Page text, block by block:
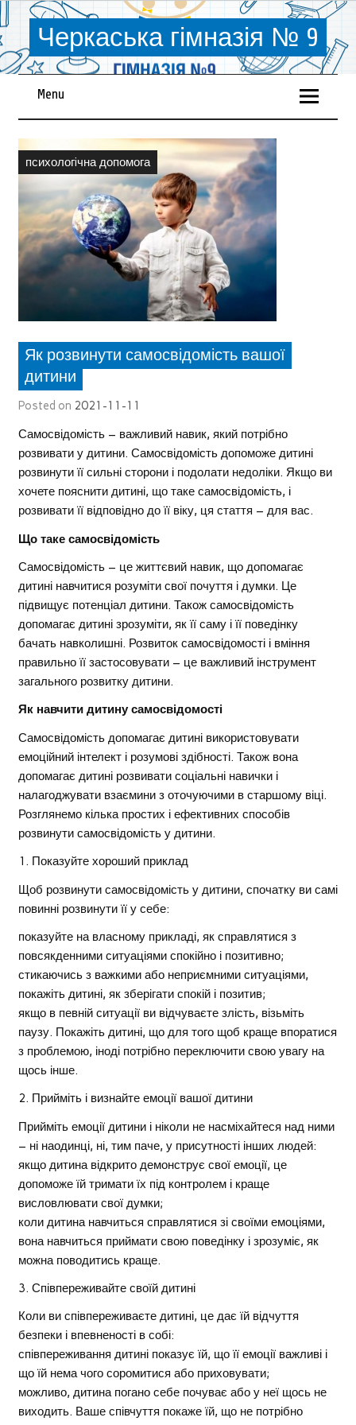
Черкаська гімназія № 9
Menu
психологiчна допомога
Як розвинути самосвідомість вашої
дитини
Posted on 2021-11-11
Самосвідомість – важливий навик, який потрібно
розвивати у дитини. Самосвідомість допоможе дитині
розвинути її сильні сторони і подолати недоліки. Якщо ви
хочете пояснити дитині, що таке самосвідомість, і
розвивати її відповідно до її віку, ця стаття – для вас.
Що таке самосвідомість
Самосвідомість – це життєвий навик, що допомагає
дитині навчитися розуміти свої почуття і думки. Це
підвищує потенціал дитини. Також самосвідомість
допомагає дитині зрозуміти, як її саму і її поведінку
бачать навколишні. Розвиток самосвідомості і вміння
правильно її застосовувати – це важливий інструмент
загального розвитку дитини.
Як навчити дитину самосвідомості
Самосвідомість допомагає дитині використовувати
емоційний інтелект і розумові здібності. Також вона
допомагає дитині розвивати соціальні навички і
налагоджувати взаємини з оточуючими в старшому віці.
Розглянемо кілька простих і ефективних способів
розвинути самосвідомість у дитини.
1. Показуйте хороший приклад
Щоб розвинути самосвідомість у дитини, спочатку ви самі
повинні розвинути її у себе:
показуйте на власному прикладі, як справлятися з
повсякденними ситуаціями спокійно і позитивно;
стикаючись з важкими або неприємними ситуаціями,
покажіть дитині, як зберігати спокій і позитив;
якщо в певній ситуації ви відчуваєте злість, візьміть
паузу. Покажіть дитині, що для того щоб краще впоратися
з проблемою, іноді потрібно переключити свою увагу на
щось інше.
2. Прийміть і визнайте емоції вашої дитини
Прийміть емоції дитини і ніколи не насміхайтеся над ними
– ні наодинці, ні, тим паче, у присутності інших людей:
якщо дитина відкрито демонструє свої емоції, це
допоможе їй тримати їх під контролем і краще
висловлювати свої думки;
коли дитина навчиться справлятися зі своїми емоціями,
вона навчиться приймати свою поведінку і зрозуміє, як
можна поводитись краще.
3. Співпереживайте своїй дитині
Коли ви співпереживаєте дитині, це дає їй відчуття
безпеки і впевненості в собі:
співпереживання дитині показує їй, що її емоції важливі і
що їй нема чого соромитися або приховувати;
можливо, дитина погано себе почуває або у неї щось не
виходить. Ваше співчуття покаже їй, що не потрібно